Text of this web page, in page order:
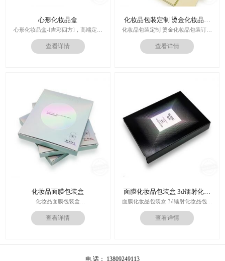
心形化妆品盒
心形化妆品盒-[吉彩四方]，高端定制
走心的礼品包装盒
多对1服务,德国SGD技术,3.0创意视觉
设计,实体工厂,德国海德堡7色UV印刷
查看详情
化妆品包装定制 烫金化妆品包
装订做
化妆品包装定制 烫金化妆品包装订做
厂家
印刷技术：专色印刷/四色印刷
作日
运输：全球发货，售后无忧
查看详情
化妆品面膜包装盒
化妆品面膜包装盒
材料：金银卡纸，特种纸
工艺：uv，击凸，烫金
价格：根据材质及工艺、数量报价
作日
查看详情
面膜化妆品包装盒 3d镭射化妆
品包装盒
面膜化妆品包装盒 3d镭射化妆品包装
盒
印刷技术：专色印刷/四色印刷
后工工艺：烫金/UV/凹凸/浮雕
查看详情
电 话： 13809249113